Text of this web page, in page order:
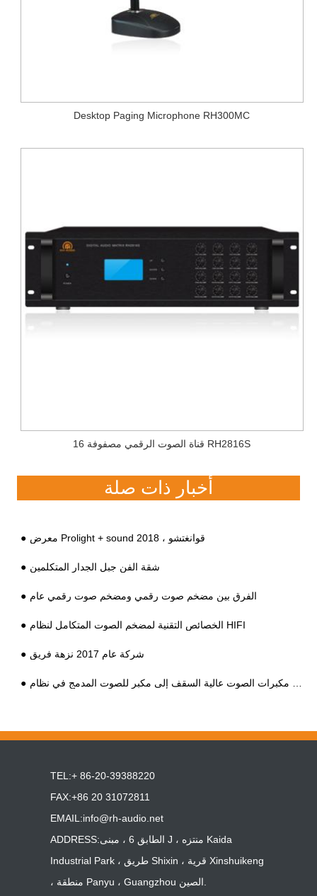
Desktop Paging Microphone RH300MC
16 قناة الصوت الرقمي مصفوفة RH2816S
أخبار ذات صلة
معرض Prolight + sound 2018 ، قوانغتشو
شقة الفن جبل الجدار المتكلمين
الفرق بين مضخم صوت رقمي ومضخم صوت رقمي عام
الخصائص التقنية لمضخم الصوت المتكامل لنظام HIFI
شركة عام 2017 نزهة فريق
TEL:+ 86-20-39388220
FAX:+86 20 31072811
EMAIL:info@rh-audio.net
ADDRESS:الطابق 6 ، مبنى J ، منتزه Kaida
Industrial Park ، طريق Shixin ، قرية Xinshuikeng
، منطقة Panyu ، Guangzhou الصين.